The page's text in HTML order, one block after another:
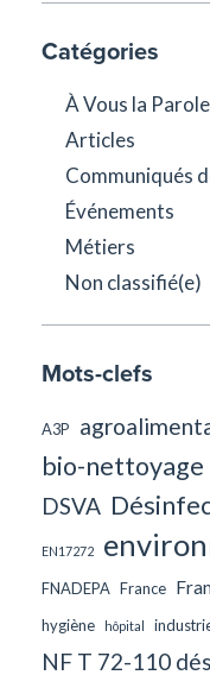
Catégories
À Vous la
Articles
Communiqués
Événements
Métiers
Non classifié(e)
Mots-clefs
A3P
bio-nettoyage
DSVA
EN17272
FNADEPA France
hygiène hôpital
NF T 72-110